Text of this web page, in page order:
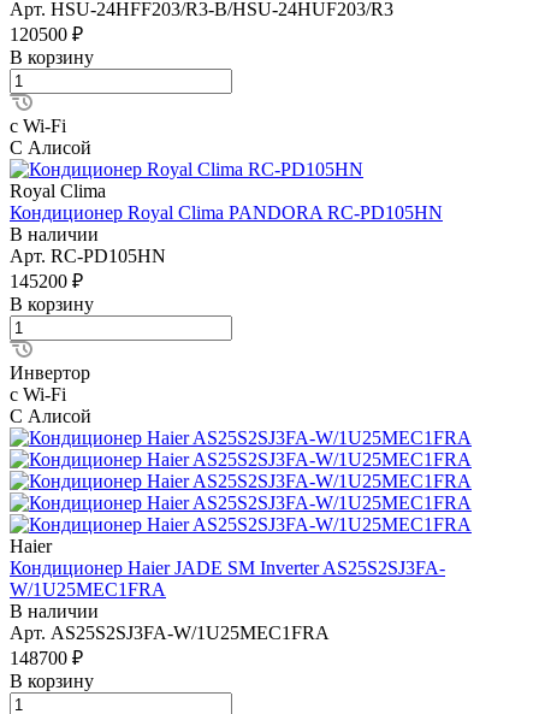
Арт. HSU-24HFF203/R3-B/HSU-24HUF203/R3
120500 ₽
В корзину
с Wi-Fi
С Алисой
Royal Clima
Кондиционер Royal Clima PANDORA RC-PD105HN
В наличии
Арт. RC-PD105HN
145200 ₽
В корзину
Инвертор
с Wi-Fi
С Алисой
Haier
Кондиционер Haier JADE SM Inverter AS25S2SJ3FA-
W/1U25MEC1FRA
В наличии
Арт. AS25S2SJ3FA-W/1U25MEC1FRA
148700 ₽
В корзину